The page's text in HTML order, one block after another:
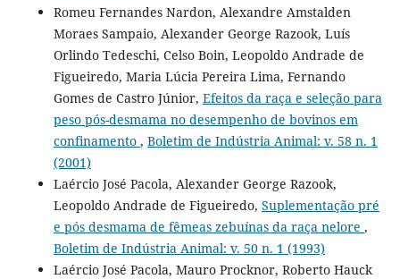
Romeu Fernandes Nardon, Alexandre Amstalden
Moraes Sampaio, Alexander George Razook, Luís
Orlindo Tedeschi, Celso Boin, Leopoldo Andrade de
Figueiredo, Maria Lúcia Pereira Lima, Fernando
Gomes de Castro Júnior, Efeitos da raça e seleção para
peso pós-desmama no desempenho de bovinos em
confinamento , Boletim de Indústria Animal: v. 58 n. 1
(2001)
Laércio José Pacola, Alexander George Razook,
Leopoldo Andrade de Figueiredo, Suplementação pré
e pós desmama de fêmeas zebuínas da raça nelore ,
Boletim de Indústria Animal: v. 50 n. 1 (1993)
Laércio José Pacola, Mauro Procknor, Roberto Hauck